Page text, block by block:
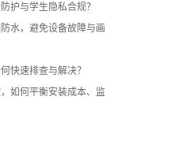
护与学生隐私合规？
水，避免设备故障与画
快速排查与解决？
如何平衡安装成本、监